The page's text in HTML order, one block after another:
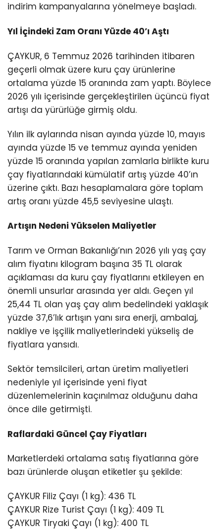
indirim kampanyalarına yönelmeye başladı.
Yıl İçindeki Zam Oranı Yüzde 40’ı Aştı
ÇAYKUR, 6 Temmuz 2026 tarihinden itibaren
geçerli olmak üzere kuru çay ürünlerine
ortalama yüzde 15 oranında zam yaptı. Böylece
2026 yılı içerisinde gerçekleştirilen üçüncü fiyat
artışı da yürürlüğe girmiş oldu.
Yılın ilk aylarında nisan ayında yüzde 10, mayıs
ayında yüzde 15 ve temmuz ayında yeniden
yüzde 15 oranında yapılan zamlarla birlikte kuru
çay fiyatlarındaki kümülatif artış yüzde 40’ın
üzerine çıktı. Bazı hesaplamalara göre toplam
artış oranı yüzde 45,5 seviyesine ulaştı.
Artışın Nedeni Yükselen Maliyetler
Tarım ve Orman Bakanlığı’nın 2026 yılı yaş çay
alım fiyatını kilogram başına 35 TL olarak
açıklaması da kuru çay fiyatlarını etkileyen en
önemli unsurlar arasında yer aldı. Geçen yıl
25,44 TL olan yaş çay alım bedelindeki yaklaşık
yüzde 37,6’lık artışın yanı sıra enerji, ambalaj,
nakliye ve işçilik maliyetlerindeki yükseliş de
fiyatlara yansıdı.
Sektör temsilcileri, artan üretim maliyetleri
nedeniyle yıl içerisinde yeni fiyat
düzenlemelerinin kaçınılmaz olduğunu daha
önce dile getirmişti.
Raflardaki Güncel Çay Fiyatları
Marketlerdeki ortalama satış fiyatlarına göre
bazı ürünlerde oluşan etiketler şu şekilde:
ÇAYKUR Filiz Çayı (1 kg): 436 TL
ÇAYKUR Rize Turist Çayı (1 kg): 409 TL
ÇAYKUR Tiryaki Çayı (1 kg): 400 TL